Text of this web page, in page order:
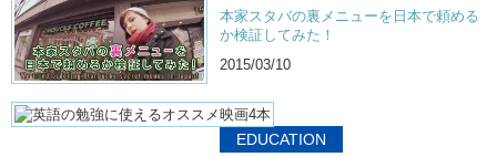
本家スタバの裏メニューを日本で頼める
か検証してみた！
2015/03/10
EDUCATION